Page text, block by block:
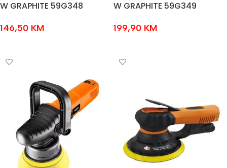
W GRAPHITE 59G348
146,50 KM
W GRAPHITE 59G349
199,90 KM